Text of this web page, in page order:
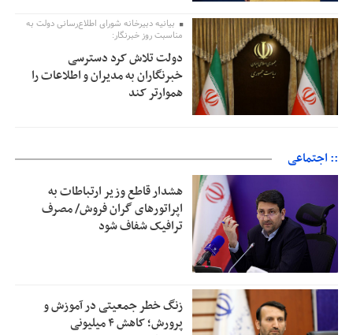
بیانیه دبیرخانه شورای اطلاع‌رسانی دولت به
مناسبت روز خبرنگار:
دولت تلاش کرد دسترسی
خبرنگاران به مدیران و اطلاعات را
هموارتر کند
:: اجتماعی
هشدار قاطع وزیر ارتباطات به
اپراتورهای گران فروش/ مصرف
ترافیک شفاف شود
زنگ خطر جمعیتی در آموزش و
پرورش؛ کاهش ۴ میلیونی